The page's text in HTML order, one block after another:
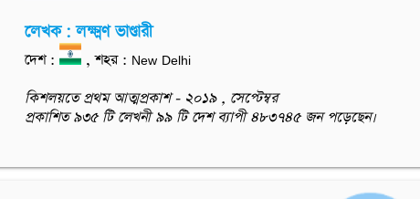
লেখক : লক্ষ্মণ ভাণ্ডারী
দেশ :
, শহর : New Delhi
কিশলয়তে প্রথম আত্মপ্রকাশ - ২০১৯ , সেপ্টেম্বর
প্রকাশিত ৯৩৫ টি লেখনী ৯৯ টি দেশ ব্যাপী ৪৮৩৭৪৫ জন পড়েছেন।